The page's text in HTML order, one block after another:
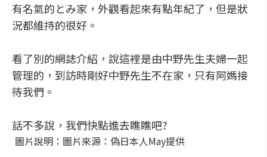
有名氣的とみ家，外觀看起來有點年紀了，但是狀
況都維持的很好。
看了別的網誌介紹，說這裡是由中野先生夫婦一起
管理的，到訪時剛好中野先生不在家，只有阿媽接
待我們。
話不多說，我們快點進去瞧瞧吧?
圖片說明：圖片來源：偽日本人May提供